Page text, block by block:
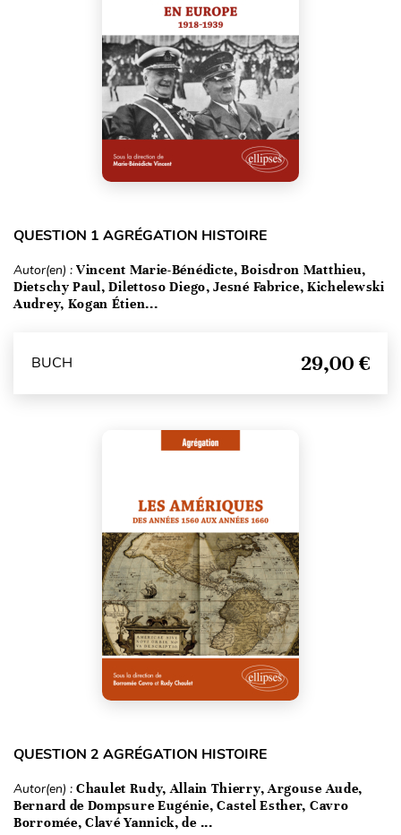
QUESTION 1 AGRÉGATION HISTOIRE
Autor(en) : Vincent Marie-Bénédicte, Boisdron Matthieu,
Dietschy Paul, Dilettoso Diego, Jesné Fabrice, Kichelewski
Audrey, Kogan Étien...
BUCH 29,00 €
QUESTION 2 AGRÉGATION HISTOIRE
Autor(en) : Chaulet Rudy, Allain Thierry, Argouse Aude,
Bernard de Dompsure Eugénie, Castel Esther, Cavro
Borromée, Clavé Yannick, de ...